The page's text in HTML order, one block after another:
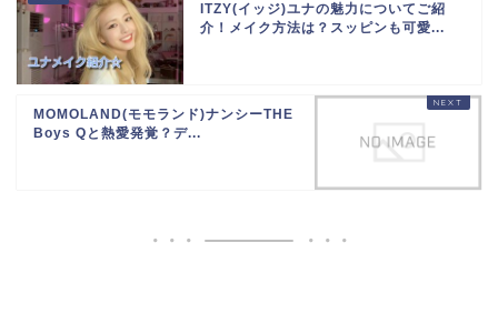
ITZY(イッジ)ユナの魅力についてご紹
介！メイク方法は？スッピンも可愛...
MOMOLAND(モモランド)ナンシーTHE
Boys Qと熱愛発覚？デ...